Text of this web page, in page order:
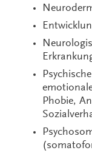
Phobie,